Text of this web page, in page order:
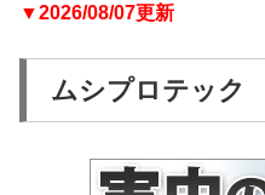
▼2026/08/07更新
ムシプロテック